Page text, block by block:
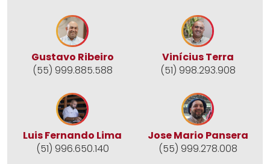
Gustavo Ribeiro
(55) 999.885.588
Vinícius Terra
(51) 998.293.908
Luis Fernando Lima
(51) 996.650.140
Jose Mario Pansera
(55) 999.278.008